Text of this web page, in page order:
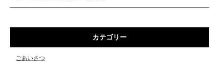
カテゴリー
ごあいさつ